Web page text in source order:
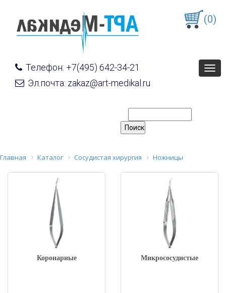
Телефон: +7(495) 642-34-21
Эл.почта: zakaz@art-medikal.ru
(0)
Главная Каталог Сосудистая хирургия Ножницы
Коронарные Микрососудистые